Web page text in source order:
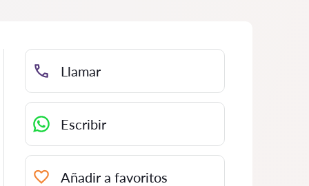
Llamar
Escribir
Añadir a favoritos